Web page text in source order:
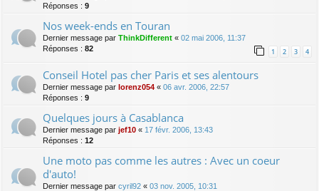
Réponses : 9
Nos week-ends en Touran
Dernier message par ThinkDifferent « 02 mai 2006, 11:37
Réponses : 82 1 2 3 4
Conseil Hotel pas cher Paris et ses alentours
Dernier message par lorenz054 « 06 avr. 2006, 22:57
Réponses : 9
Quelques jours à Casablanca
Dernier message par jef10 « 17 févr. 2006, 13:43
Réponses : 12
Une moto pas comme les autres : Avec un coeur
d'auto!
Dernier message par cyril92 « 03 nov. 2005, 10:31